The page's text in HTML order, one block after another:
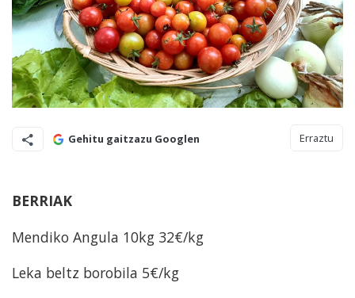
Gehitu gaitzazu Googlen Erraztu
BERRIAK
Mendiko Angula 10kg 32€/kg
Leka beltz borobila 5€/kg